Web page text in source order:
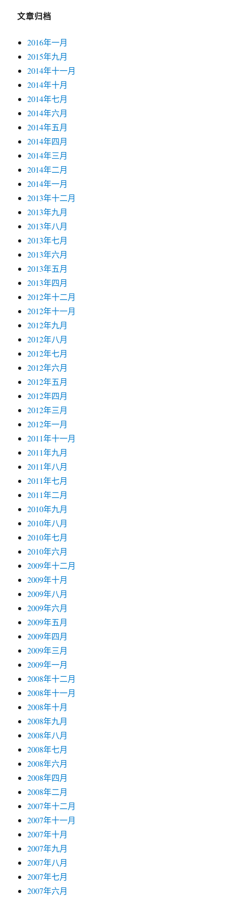
文章归档
2016年一月
2015年九月
2014年十一月
2014年十月
2014年七月
2014年六月
2014年五月
2014年四月
2014年三月
2014年二月
2014年一月
2013年十二月
2013年九月
2013年八月
2013年七月
2013年六月
2013年五月
2013年四月
2012年十二月
2012年十一月
2012年九月
2012年八月
2012年七月
2012年六月
2012年五月
2012年四月
2012年三月
2012年一月
2011年十一月
2011年九月
2011年八月
2011年七月
2011年二月
2010年九月
2010年八月
2010年七月
2010年六月
2009年十二月
2009年十月
2009年八月
2009年六月
2009年五月
2009年四月
2009年三月
2009年一月
2008年十二月
2008年十一月
2008年十月
2008年九月
2008年八月
2008年七月
2008年六月
2008年四月
2008年二月
2007年十二月
2007年十一月
2007年十月
2007年九月
2007年八月
2007年七月
2007年六月